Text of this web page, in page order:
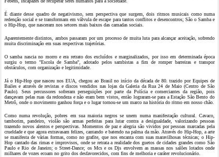
É diante desse quadro de negativismo, sem perspectiva que surgem, dois ritmos musicais como numa
redenção social e se transformam em válvula de escape para tantos conflitos e desencontros; São o Samba e
o Hip-Hop, que nasceram nos setores mais baixos das camadas sociais.
Aparentemente distintos, ambos passaram por um processo de muita luta para alcançar aceitação, sofrendo
muita discriminação em suas respectivas trajetórias.
O samba nascia no morro e era retrato dos excluídos e marginalizados, por isso em determinada época
surgiu o termo "Escola de Samba", adotado pelos sambistas a fim de romper barreiras e transpor
obstáculos, com organização e legitimidade.
Já o Hip-Hop que nasceu nos EUA, chegou ao Brasil no início da década de 80. trazido por Equipes de
Bailes e através de revistas e discos vendidos nas lojas da Galeria da Rua 24 de Maio (Centro de São
Paulo). Seus percussores sofreram perseguições por parte da Polícia e comerciantes da região, pois
dançavam pelas ruas da redondeza e não eram bem vistos, então lograram-se para a Estação São Bento do
Metrô, onde o movimento ganhou força e o lugar tornou-se um marco na história do ritmo em nosso chão.
Como numa revolução, pobres em sua maioria negros se unem numa manifestação cultural. Cavaco,
tamborim, pandeiro, violão são armas perfeitas para lutar contra a desigualdade, valorizando pessoas
trazendo novos alentos e perspectivas. Momentos de paz e alegria são vividos por pessoas marcadas pela
crueldade e que agora extravasam felizes, cantando e batendo na palma da mão. Através do Hip-Hop, a arte
se manifesta de várias formas, como no grafite, que nos encanta com suas maravilhosas técnicas; o Hip-
Hop cantado das rimas e improvisos, onde se retrata a realidade dos guetos de cidades grandes como São
Paulo e Rio de Janeiro; o Street-Dance; os Mcs e os Djs envolvem as massas nos salões lotados onde
milhares de vozes ecoam no grito dos desfavorecidos, com fins de melhoria e caráter revolucionário.